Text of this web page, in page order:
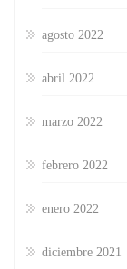
agosto 2022
abril 2022
marzo 2022
febrero 2022
enero 2022
diciembre 2021